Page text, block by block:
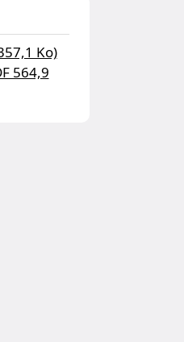
Ko)
564,9